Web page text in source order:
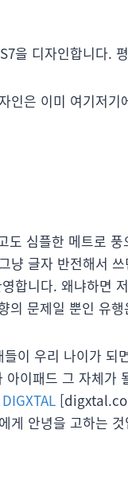
을 디자인합니다.
인은 이미 여기저
도 심플한 메트로
냥 글자 반전해서
합니다. 왜냐하면
의 문제일 뿐인 유
이 우리 나이가
이패드 그 자체가
게 안녕을 고하는